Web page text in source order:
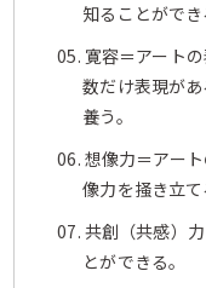
知ることができ
05. 寛容＝アート
数だけ表現が
養う。
06. 想像力＝アー
像力を掻き立て
07. 共創（共感）
とができる。